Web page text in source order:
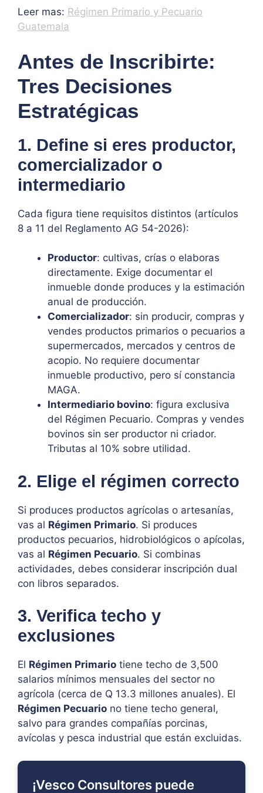
Leer mas: Régimen Primario y Pecuario
Guatemala
Antes de Inscribirte:
Tres Decisiones
Estratégicas
1. Define si eres productor,
comercializador o
intermediario
Cada figura tiene requisitos distintos (artículos
8 a 11 del Reglamento AG 54-2026):
Productor: cultivas, crías o elaboras
directamente. Exige documentar el
inmueble donde produces y la estimación
anual de producción.
Comercializador: sin producir, compras y
vendes productos primarios o pecuarios a
supermercados, mercados y centros de
acopio. No requiere documentar
inmueble productivo, pero sí constancia
MAGA.
Intermediario bovino: figura exclusiva
del Régimen Pecuario. Compras y vendes
bovinos sin ser productor ni criador.
Tributas al 10% sobre utilidad.
2. Elige el régimen correcto
Si produces productos agrícolas o artesanías,
vas al Régimen Primario. Si produces
productos pecuarios, hidrobiológicos o apícolas,
vas al Régimen Pecuario. Si combinas
actividades, debes considerar inscripción dual
con libros separados.
3. Verifica techo y
exclusiones
El Régimen Primario tiene techo de 3,500
salarios mínimos mensuales del sector no
agrícola (cerca de Q 13.3 millones anuales). El
Régimen Pecuario no tiene techo general,
salvo para grandes compañías porcinas,
avícolas y pesca industrial que están excluidas.
¡Vesco Consultores puede